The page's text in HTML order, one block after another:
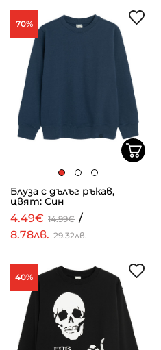
70%
Блуза с дълъг ръкав,
цвят: Син
4.49€ 14.99€ /
8.78лв. 29.32лв.
40%